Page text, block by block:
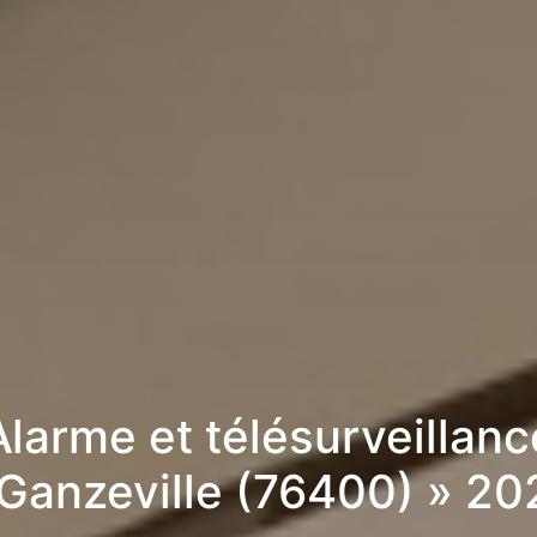
et
(76400) »